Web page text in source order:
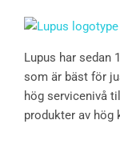
Lupus har sedan
som är bäst för
hög servicenivå
produkter av hög